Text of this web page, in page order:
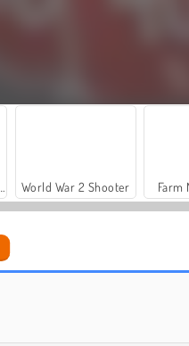
World War 2 Shooter Farm